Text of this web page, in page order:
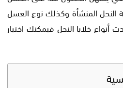
المنشأة وكذلك نوع العسل
أنواع خلايا النحل فيمكنك اختيار